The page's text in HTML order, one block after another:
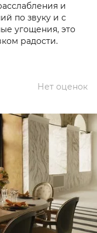
и
по звуку и с
угощения, это
радости.
Нет оценок